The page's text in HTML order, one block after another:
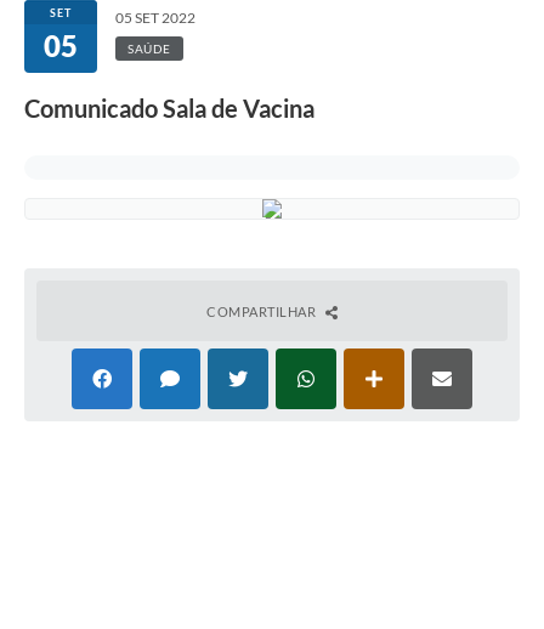
SET
05
05 SET 2022
SAÚDE
Comunicado Sala de Vacina
COMPARTILHAR